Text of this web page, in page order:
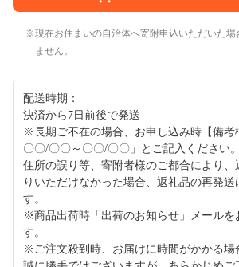
現在お住まいの自治体へ寄附申込いただいた
ません。
配送時期：
決済から7日前後で発送
※長期ご不在の場合、お申し込み時【備考
〇〇/〇〇～〇〇/〇〇」とご記入ください
住所の誤り等、寄附者様のご都合により、
りいただけなかった場合、返礼品の再発送
す。
※商品出荷時「出荷のお知らせ」メールを
す。
※ご注文殺到時、お届けに時間がかかる場